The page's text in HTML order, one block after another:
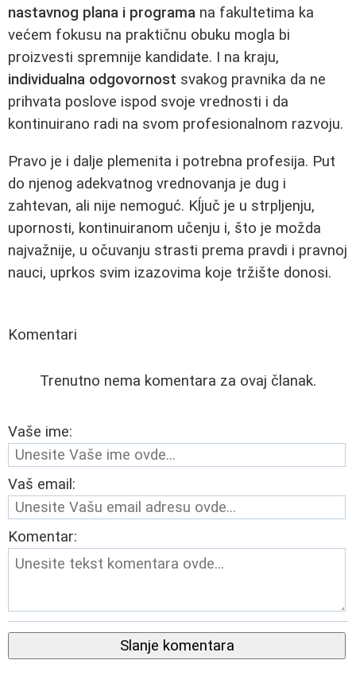
nastavnog plana i programa na fakultetima ka
većem fokusu na praktičnu obuku mogla bi
proizvesti spremnije kandidate. I na kraju,
individualna odgovornost svakog pravnika da ne
prihvata poslove ispod svoje vrednosti i da
kontinuirano radi na svom profesionalnom razvoju.
Pravo je i dalje plemenita i potrebna profesija. Put
do njenog adekvatnog vrednovanja je dug i
zahtevan, ali nije nemoguć. Kĺjuč je u strpljenju,
upornosti, kontinuiranom učenju i, što je možda
najvažnije, u očuvanju strasti prema pravdi i pravnoj
nauci, uprkos svim izazovima koje tržište donosi.
Komentari
Trenutno nema komentara za ovaj članak.
Vaše ime:
Vaš email:
Komentar:
Slanje komentara